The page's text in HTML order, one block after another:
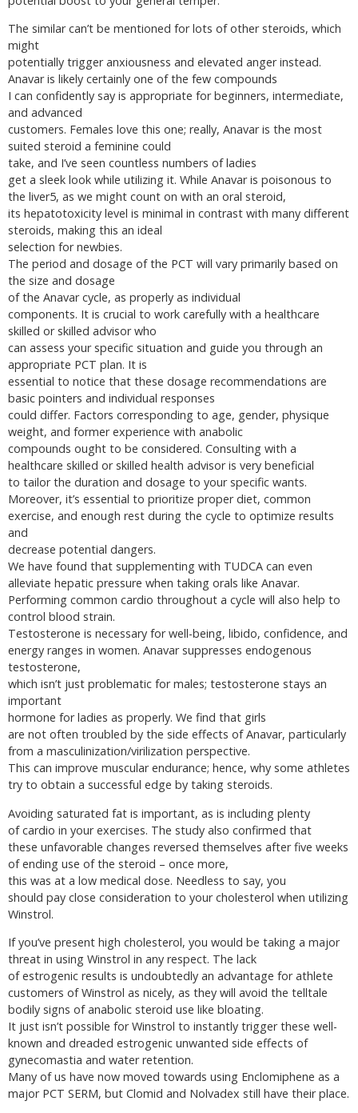
The similar can’t be mentioned for lots of other steroids, which
might
potentially trigger anxiousness and elevated anger instead.
Anavar is likely certainly one of the few compounds
I can confidently say is appropriate for beginners, intermediate,
and advanced
customers. Females love this one; really, Anavar is the most
suited steroid a feminine could
take, and I’ve seen countless numbers of ladies
get a sleek look while utilizing it. While Anavar is poisonous to
the liver5, as we might count on with an oral steroid,
its hepatotoxicity level is minimal in contrast with many different
steroids, making this an ideal
selection for newbies.
The period and dosage of the PCT will vary primarily based on
the size and dosage
of the Anavar cycle, as properly as individual
components. It is crucial to work carefully with a healthcare
skilled or skilled advisor who
can assess your specific situation and guide you through an
appropriate PCT plan. It is
essential to notice that these dosage recommendations are
basic pointers and individual responses
could differ. Factors corresponding to age, gender, physique
weight, and former experience with anabolic
compounds ought to be considered. Consulting with a
healthcare skilled or skilled health advisor is very beneficial
to tailor the duration and dosage to your specific wants.
Moreover, it’s essential to prioritize proper diet, common
exercise, and enough rest during the cycle to optimize results
and
decrease potential dangers.
We have found that supplementing with TUDCA can even
alleviate hepatic pressure when taking orals like Anavar.
Performing common cardio throughout a cycle will also help to
control blood strain.
Testosterone is necessary for well-being, libido, confidence, and
energy ranges in women. Anavar suppresses endogenous
testosterone,
which isn’t just problematic for males; testosterone stays an
important
hormone for ladies as properly. We find that girls
are not often troubled by the side effects of Anavar, particularly
from a masculinization/virilization perspective.
This can improve muscular endurance; hence, why some athletes
try to obtain a successful edge by taking steroids.
Avoiding saturated fat is important, as is including plenty
of cardio in your exercises. The study also confirmed that
these unfavorable changes reversed themselves after five weeks
of ending use of the steroid – once more,
this was at a low medical dose. Needless to say, you
should pay close consideration to your cholesterol when utilizing
Winstrol.
If you’ve present high cholesterol, you would be taking a major
threat in using Winstrol in any respect. The lack
of estrogenic results is undoubtedly an advantage for athlete
customers of Winstrol as nicely, as they will avoid the telltale
bodily signs of anabolic steroid use like bloating.
It just isn’t possible for Winstrol to instantly trigger these well-
known and dreaded estrogenic unwanted side effects of
gynecomastia and water retention.
Many of us have now moved towards using Enclomiphene as a
major PCT SERM, but Clomid and Nolvadex still have their place.